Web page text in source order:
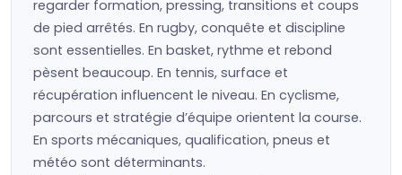
regarder formation, pressing, transitions et coups
de pied arrêtés. En rugby, conquête et discipline
sont essentielles. En basket, rythme et rebond
pèsent beaucoup. En tennis, surface et
récupération influencent le niveau. En cyclisme,
parcours et stratégie d’équipe orientent la course.
En sports mécaniques, qualification, pneus et
météo sont déterminants.